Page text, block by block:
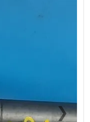
❯Next